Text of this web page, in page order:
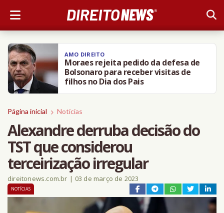
AMO DIREITO
Moraes rejeita pedido da defesa de
Bolsonaro para receber visitas de
filhos no Dia dos Pais
Página inicial Notícias
Alexandre derruba decisão do
TST que considerou
terceirização irregular
direitonews.com.br | 03 de março de 2023
NOTÍCIAS